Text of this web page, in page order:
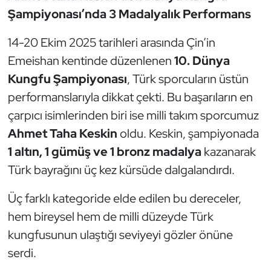
Şampiyonası’nda 3 Madalyalık Performans
14-20 Ekim 2025 tarihleri arasında Çin’in
Emeishan kentinde düzenlenen10. Dünya
Kungfu Şampiyonası, Türk sporcuların üstün
performanslarıyla dikkat çekti. Bu başarıların en
çarpıcı isimlerinden biri ise milli takım sporcumuz
Ahmet Taha Keskinoldu. Keskin, şampiyonada
1 altın, 1 gümüş ve 1 bronz madalyakazanarak
Türk bayrağını üç kez kürsüde dalgalandırdı.
Üç farklı kategoride elde edilen bu dereceler,
hem bireysel hem de milli düzeyde Türk
kungfusunun ulaştığı seviyeyi gözler önüne
serdi.
E-Spor
Eskrim
Futbol
Futsal
Genel
Golf
Güreş
Halter